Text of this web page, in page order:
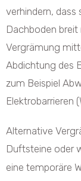
verhindern, dass
Dachboden
Vergrämung
Abdichtung des
zum Beispiel
Elektrobarrieren
Alternative
Duftsteine oder
eine temporäre